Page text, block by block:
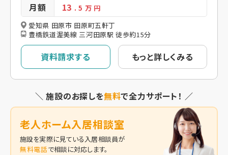
月額 13 . 5 万 円
愛知県 田原市 田原町五軒丁
豊橋鉄道渥美線 三河田原駅 徒歩約15分
資料請求する もっと詳しくみる
＼ 施設のお探しを無料で全力サポート！ ／
老人ホーム入居相談室
施設を実際に見ている入居相談員が
無料電話で相談に対応します。